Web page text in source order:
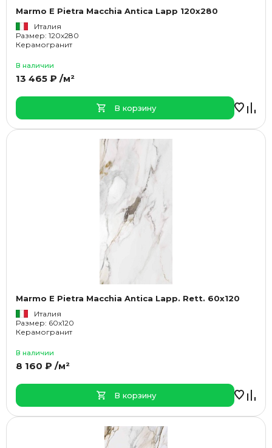
Marmo E Pietra Macchia Antica Lapp 120x280
Италия
Размер: 120x280
Керамогранит
В наличии
13 465 ₽ /м²
В корзину
Marmo E Pietra Macchia Antica Lapp. Rett. 60x120
Италия
Размер: 60x120
Керамогранит
В наличии
8 160 ₽ /м²
В корзину